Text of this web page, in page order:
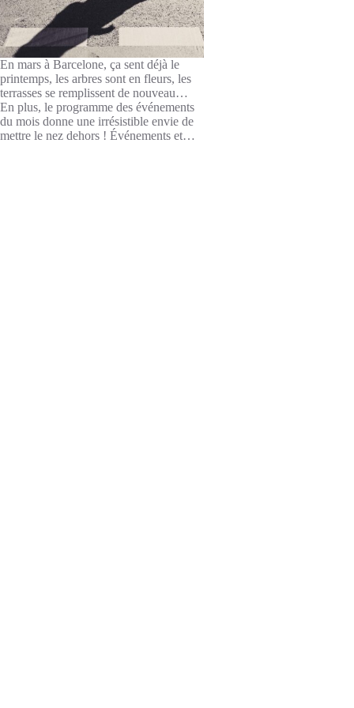
En mars à Barcelone, ça sent déjà le
printemps, les arbres sont en fleurs, les
terrasses se remplissent de nouveau…
En plus, le programme des événements
du mois donne une irrésistible envie de
mettre le nez dehors ! Événements et…